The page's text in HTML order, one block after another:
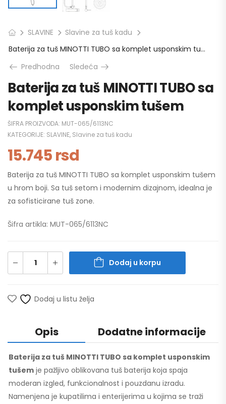
SLAVINE
Slavine za tuš kadu
Baterija za tuš MINOTTI TUBO sa komplet usponskim tušem
Predhodna
Sledeća
Baterija za tuš MINOTTI TUBO sa
komplet usponskim tušem
ŠIFRA PROIZVODA: MUT-065/6113NC
KATEGORIJE: SLAVINE, Slavine za tuš kadu
15.745rsd
Baterija za tuš MINOTTI TUBO sa komplet usponskim tušem
u hrom boji. Sa tuš setom i modernim dizajnom, idealna je
za sofisticirane tuš zone.
Šifra artikla: MUT-065/6113NC
Dodaj u korpu
Dodaj u listu želja
Opis Dodatne informacije
Baterija za tuš MINOTTI TUBO sa komplet usponskim
tušem je pažljivo oblikovana tuš baterija koja spaja
moderan izgled, funkcionalnost i pouzdanu izradu.
Namenjena je kupatilima i enterijerima u kojima se traži